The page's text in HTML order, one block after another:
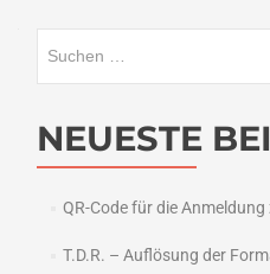
NEUESTE
QR-Code für die
T.D.R. – Auflösung der